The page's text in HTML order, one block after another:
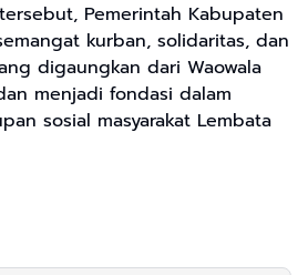
Pemerintah Kabupaten
kurban, solidaritas, dan
digaungkan dari Waowala
menjadi fondasi dalam
sosial masyarakat Lembata